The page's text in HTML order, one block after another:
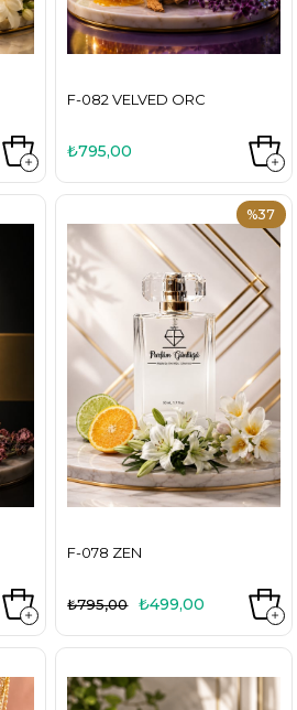
F-082 VELVED ORC
₺795,00
F-078 ZEN
₺499,00
₺795,00
%37